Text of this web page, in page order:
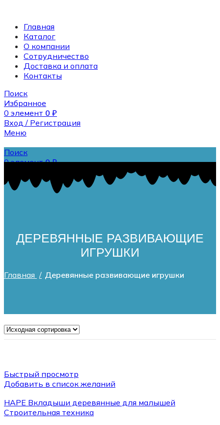
Главная
Каталог
О компании
Сотрудничество
Доставка и оплата
Контакты
Поиск
Избранное
0 элемент 0 ₽
Вход / Регистрация
Меню
Поиск
0элемент 0₽
ДЕРЕВЯННЫЕ РАЗВИВАЮЩИЕ
ИГРУШКИ
Главная Деревянные развивающие игрушки
Быстрый просмотр
Добавить в список желаний
HAPE Вкладыши деревянные для малышей
Строительная техника